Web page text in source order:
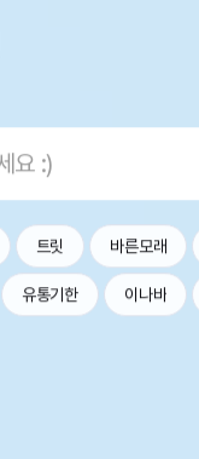
트릿 바른모래
유통기한 이나바